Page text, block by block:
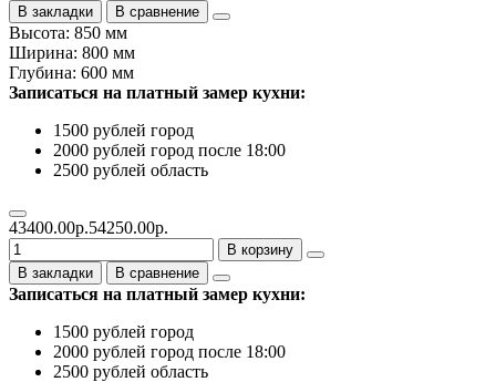
В закладки В сравнение
Высота: 850 мм
Ширина: 800 мм
Глубина: 600 мм
Записаться на платный замер кухни:
1500 рублей город
2000 рублей город после 18:00
2500 рублей область
43400.00р.54250.00р.
В корзину
В закладки
В сравнение
Записаться на платный замер кухни:
1500 рублей город
2000 рублей город после 18:00
2500 рублей область